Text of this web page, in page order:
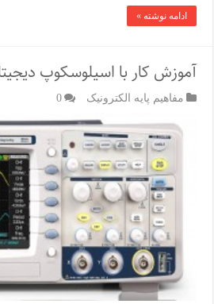
ادامه نوشته »
آموزش کار با اسیلوسکوپ
مفاهیم پایه الکترونیک 0